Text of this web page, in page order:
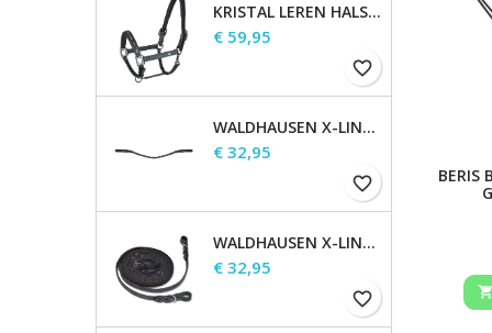
KRISTAL LEREN HALSTER
Prijs
€ 59,95
favorite_border
WALDHAUSEN X-LINE GLAM FRONTRIEM, ZWART
Prijs
€ 32,95
favorite_border
WALDHAUSEN X-LINE LANGE TEUGELS
Prijs
€ 32,95
favorite_border
BERIS
